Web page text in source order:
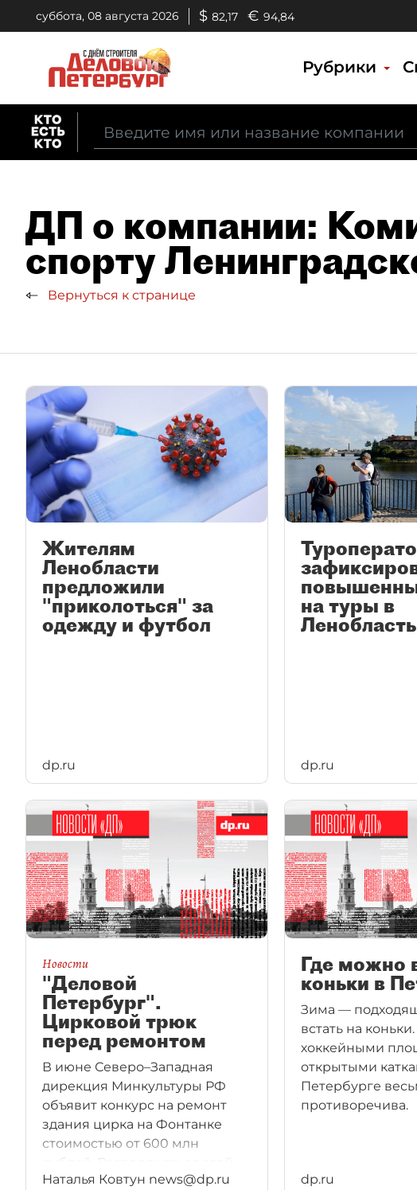
суббота, 08 августа 2026 $ 82,17 € 94,84
Рубрики
ДП о компании:
спорту
Вернуться к странице
Жителям
Ленобласти
предложили
"приколоться" за
одежду и футбол
dp.ru
на туры в
Ленобласть
dp.ru
Новости
"Деловой
Петербург".
Цирковой трюк
перед ремонтом
В июне Северо–Западная
дирекция Минкультуры РФ
объявит конкурс на ремонт
здания цирка на Фонтанке
стоимостью от 600 млн
рублей. Распоряжаться этой
суммой будет новый
Наталья Ковтун news@dp.ru
Где можно
коньки в
Зима —
встать на
хоккейными
открытыми
Петербурге
противоречива.
dp.ru